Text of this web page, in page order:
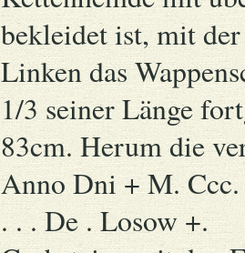
bekleidet ist, mit
Linken das
1/3 seiner Länge
83cm. Herum die
Anno Dni + M.
. . . De . Losow +.